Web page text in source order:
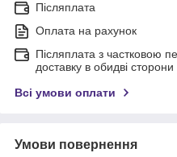
Післяплата
Оплата на рахунок
Післяплата з частковою
доставку в обидві сторони
Всі умови оплати
Умови повернення